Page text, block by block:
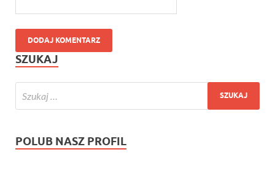
SZUKAJ
POLUB NASZ PROFIL